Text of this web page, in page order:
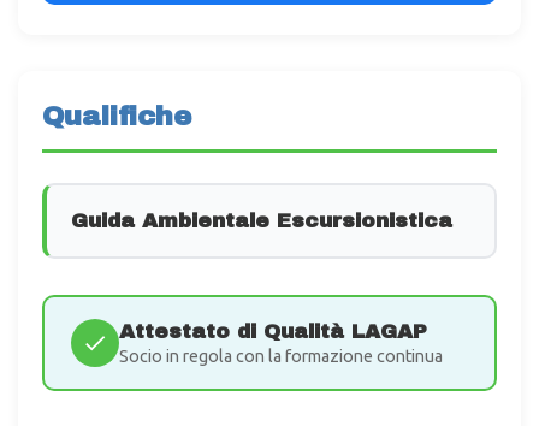
Qualifiche
Guida Ambientale Escursionistica
Attestato di Qualità LAGAP
Socio in regola con la formazione continua